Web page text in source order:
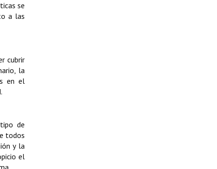
se
a las
cubrir
la
en el
de
todos
y la
el